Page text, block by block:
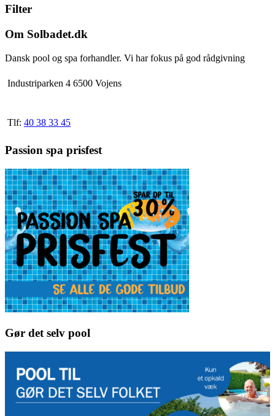
flere
Mulighederne
kan
vælges
på
Filter
Om Solbadet.dk
Dansk pool og spa forhandler. Vi har fokus på god rådgivning
Industriparken 4 6500 Vojens
Tlf: 40 38 33 45
Passion spa prisfest
Gør det selv pool